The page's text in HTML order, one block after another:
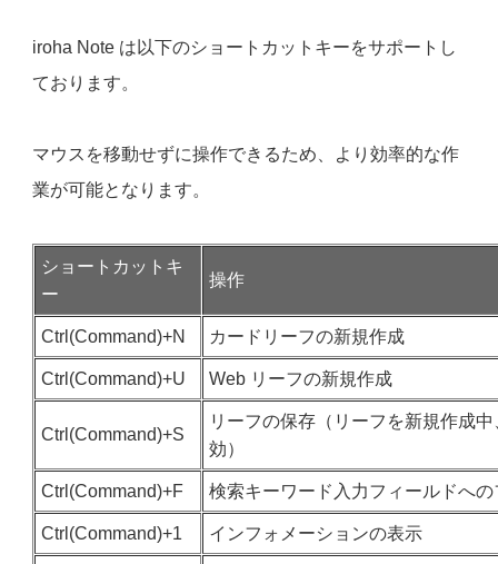
iroha Note は以下のショートカットキーをサポートし
ております。
マウスを移動せずに操作できるため、より効率的な作
業が可能となります。
ショートカットキ
ー
操作
Ctrl(Command)+N カードリーフの新規作成
Ctrl(Command)+U Web リーフの新規作成
Ctrl(Command)+S
リーフの保存（リーフを新規作成
効）
Ctrl(Command)+F 検索キーワード入力フィールドへ
Ctrl(Command)+1 インフォメーションの表示